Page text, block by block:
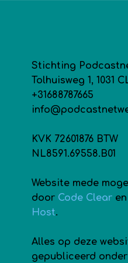
Stichting
Tolhuisweg 1, 1031
+31688787665
KVK 72601876 BTW
NL8591.69558.B01
Website mede
door Code Clearen
Host.
Alles op deze
gepubliceerd